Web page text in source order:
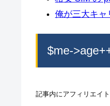
俺が三大キャ
$me-
記事内にアフィリエイ